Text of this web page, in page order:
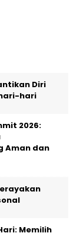
Diri
hari
2026:
Aman dan
Memilih